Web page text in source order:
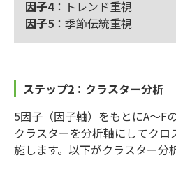
因子4：トレンド重視
因子5 ：季節伝統重視
ステップ2：クラスター分析
5因子（因子軸）をもとにA～F
クラスターを分析軸にしてク
施します。以下がクラスター分